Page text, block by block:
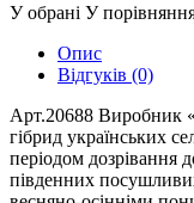
У обрані У
Опис
Відгуків (0)
Арт.20688 Виробник
гібрид українських
періодом дозрівання
південних